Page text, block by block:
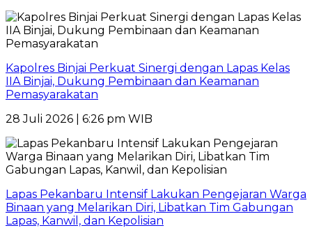
Kapolres Binjai Perkuat Sinergi dengan Lapas Kelas
IIA Binjai, Dukung Pembinaan dan Keamanan
Pemasyarakatan
28 Juli 2026 | 6:26 pm WIB
Lapas Pekanbaru Intensif Lakukan Pengejaran Warga
Binaan yang Melarikan Diri, Libatkan Tim Gabungan
Lapas, Kanwil, dan Kepolisian